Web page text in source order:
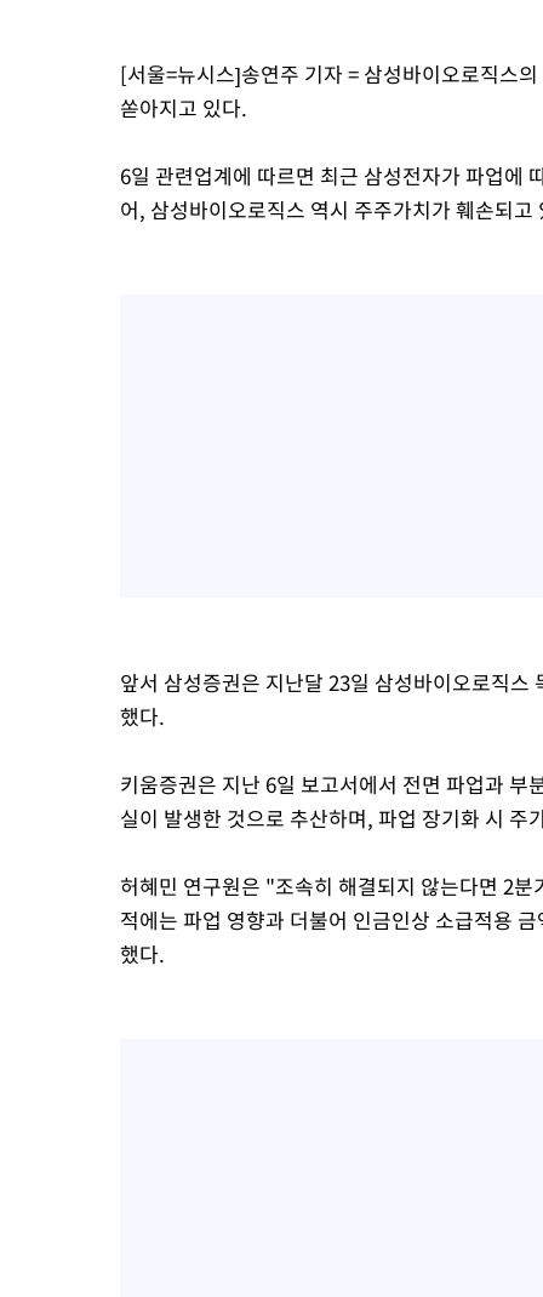
[서울=뉴시스]송연주 기자 = 삼성바이오로직스
쏟아지고 있다.
6일 관련업계에 따르면 최근 삼성전자가 파업에
어, 삼성바이오로직스 역시 주주가치가 훼손되
앞서 삼성증권은 지난달 23일 삼성바이오로직
했다.
키움증권은 지난 6일 보고서에서 전면 파업과
실이 발생한 것으로 추산하며, 파업 장기화 시 주
허혜민 연구원은 "조속히 해결되지 않는다면 2
적에는 파업 영향과 더불어 인금인상 소급적용
했다.